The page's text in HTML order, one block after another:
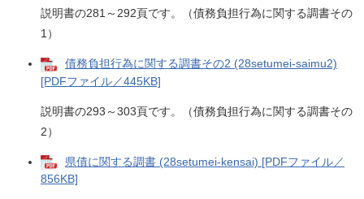
説明書の281～292頁です。（債務負担行為に関する調書その
1）
債務負担行為に関する調書その2 (28setumei-saimu2)
[PDFファイル／445KB]
説明書の293～303頁です。（債務負担行為に関する調書その
2）
県債に関する調書 (28setumei-kensai) [PDFファイル／
856KB]